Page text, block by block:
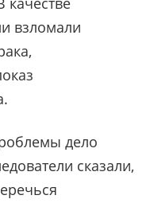
взломали
дело
сказали,